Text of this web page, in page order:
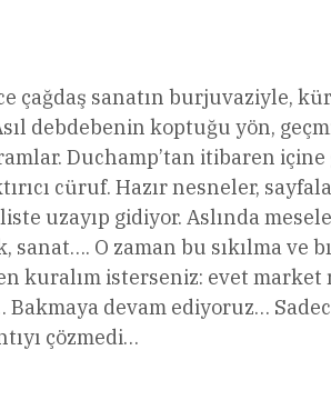
çağdaş sanatın burjuvaziyle,
koptuğu yön, geçmiş
Duchamp’tan itibaren
cüruf. Hazır nesneler,
uzayıp gidiyor. Aslında
O zaman bu sıkılma ve
kuralım isterseniz: evet market
devam ediyoruz…
çözmedi…